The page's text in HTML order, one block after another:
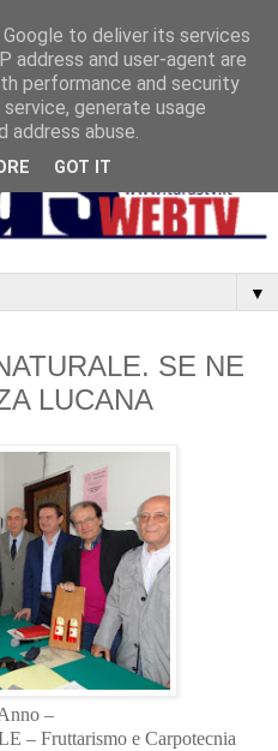
▼
SE NE
LUCANA
–
– Fruttarismo e Carpotecnia
to deliver its services
address and user-agent are
performance and security
generate usage
abuse.
GOT IT